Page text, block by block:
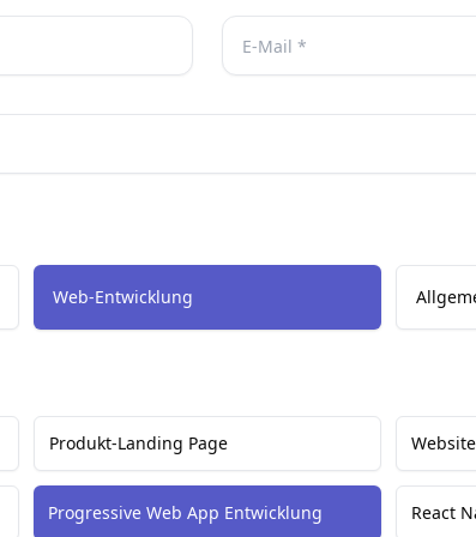
Web-Entwicklung
Produkt-Landing Page
Progressive Web App Entwicklung React